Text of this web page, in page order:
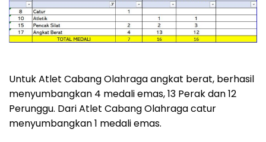
Untuk Atlet Cabang Olahraga angkat berat, berhasil
menyumbangkan 4 medali emas, 13 Perak dan 12
Perunggu. Dari Atlet Cabang Olahraga catur
menyumbangkan 1 medali emas.